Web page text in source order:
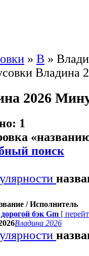
» В »
2026
1
«
поиск
/ Исполнитель
бэк Gm [
Владина 2026